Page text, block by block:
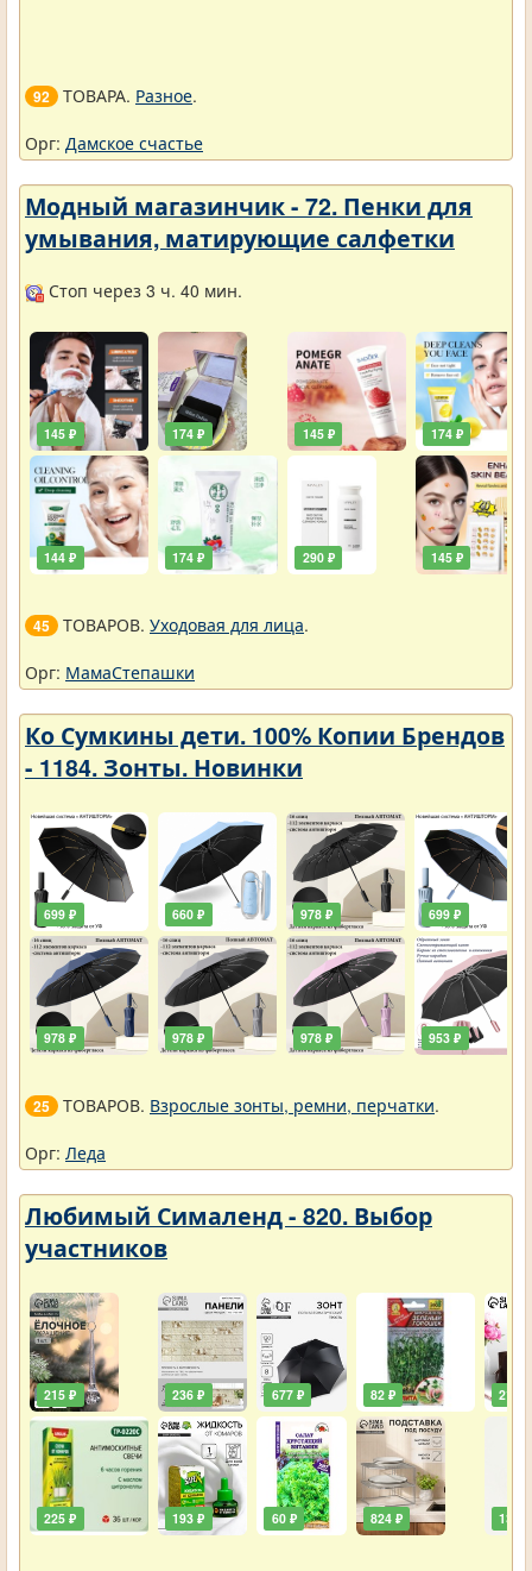
92 ТОВАРА. Разное.
Орг: Дамское счастье
Модный магазинчик - 72. Пенки для
умывания, матирующие салфетки
Стоп через 3 ч. 40 мин.
145 ₽
144 ₽
174 ₽
174 ₽
145 ₽
290 ₽
174 ₽
145 ₽
45 ТОВАРОВ. Уходовая для лица.
Орг: МамаСтепашки
Ко Сумкины дети. 100% Копии Брендов
- 1184. Зонты. Новинки
699 ₽
978 ₽
660 ₽
978 ₽
978 ₽
978 ₽
699 ₽
953 ₽
25 ТОВАРОВ. Взрослые зонты, ремни, перчатки.
Орг: Леда
Любимый Сималенд - 820. Выбор
участников
215 ₽
225 ₽
236 ₽
193 ₽
677 ₽
60 ₽
82 ₽
824 ₽
211 ₽
138 ₽